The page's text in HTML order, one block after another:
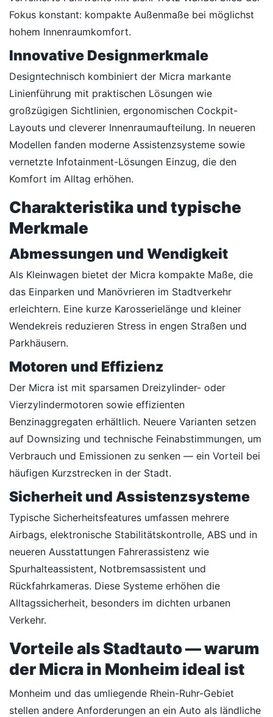
Fokus konstant: kompakte Außenmaße bei möglichst
hohem Innenraumkomfort.
Innovative Designmerkmale
Designtechnisch kombiniert der Micra markante
Linienführung mit praktischen Lösungen wie
großzügigen Sichtlinien, ergonomischen Cockpit-
Layouts und cleverer Innenraumaufteilung. In neueren
Modellen fanden moderne Assistenzsysteme sowie
vernetzte Infotainment-Lösungen Einzug, die den
Komfort im Alltag erhöhen.
Charakteristika und typische
Merkmale
Abmessungen und Wendigkeit
Als Kleinwagen bietet der Micra kompakte Maße, die
das Einparken und Manövrieren im Stadtverkehr
erleichtern. Eine kurze Karosserielänge und kleiner
Wendekreis reduzieren Stress in engen Straßen und
Parkhäusern.
Motoren und Effizienz
Der Micra ist mit sparsamen Dreizylinder- oder
Vierzylindermotoren sowie effizienten
Benzinaggregaten erhältlich. Neuere Varianten setzen
auf Downsizing und technische Feinabstimmungen, um
Verbrauch und Emissionen zu senken — ein Vorteil bei
häufigen Kurzstrecken in der Stadt.
Sicherheit und Assistenzsysteme
Typische Sicherheitsfeatures umfassen mehrere
Airbags, elektronische Stabilitätskontrolle, ABS und in
neueren Ausstattungen Fahrerassistenz wie
Spurhalteassistent, Notbremsassistent und
Rückfahrkameras. Diese Systeme erhöhen die
Alltagssicherheit, besonders im dichten urbanen
Verkehr.
Vorteile als Stadtauto — warum
der Micra in Monheim ideal ist
Monheim und das umliegende Rhein-Ruhr-Gebiet
stellen andere Anforderungen an ein Auto als ländliche